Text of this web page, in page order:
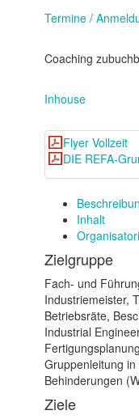
Termine /
Coaching
Inhouse
Flyer Vollzeit
DIE REFA-
Inhalt
Zielgruppe
Fach- und
Industriemeister,
Betriebsräte,
Industrial
Gruppenleitung
Behinderungen
Ziele